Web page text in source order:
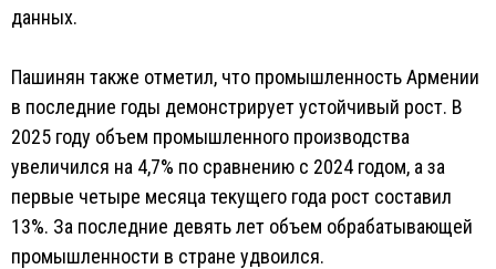
данных.
Пашинян также отметил, что промышленность Армении
в последние годы демонстрирует устойчивый рост. В
2025 году объем промышленного производства
увеличился на 4,7% по сравнению с 2024 годом, а за
первые четыре месяца текущего года рост составил
13%. За последние девять лет объем обрабатывающей
промышленности в стране удвоился.